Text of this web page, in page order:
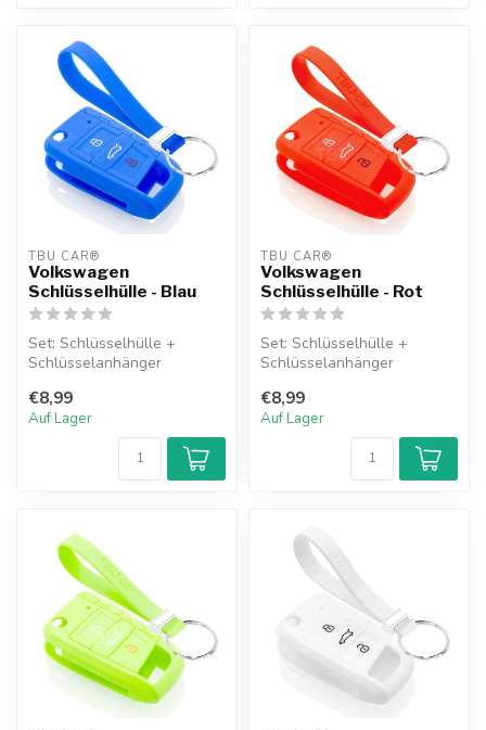
TBU CAR®
Volkswagen
Schlüsselhülle - Blau
Set: Schlüsselhülle +
Schlüsselanhänger
€8,99
Auf Lager
TBU CAR®
Volkswagen
Schlüsselhülle - Rot
Set: Schlüsselhülle +
Schlüsselanhänger
€8,99
Auf Lager